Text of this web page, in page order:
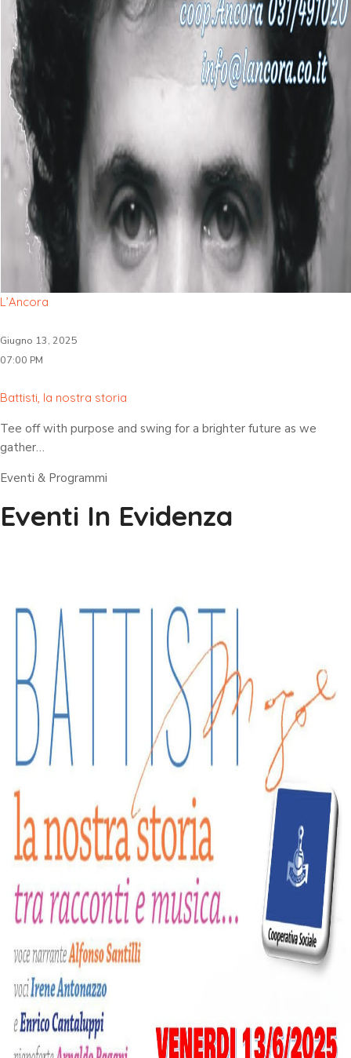
L’Ancora
Giugno 13, 2025
07:00 PM
Battisti, la nostra storia
Tee off with purpose and swing for a brighter future as we
gather…
Eventi & Programmi
Eventi In Evidenza